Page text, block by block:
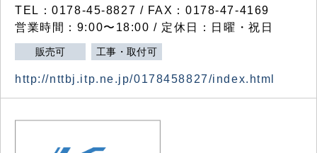
TEL：0178-45-8827 / FAX：0178-47-4169
営業時間：9:00〜18:00 / 定休日：日曜・祝日
販売可 工事・取付可
http://nttbj.itp.ne.jp/0178458827/index.html